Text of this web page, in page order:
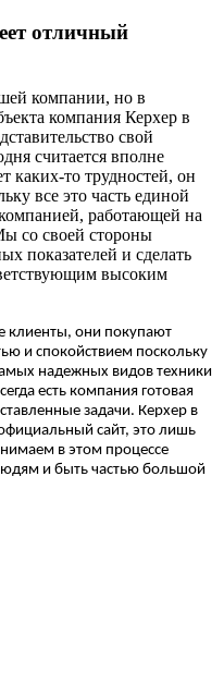
отличный
компании, но в
компания Керхер в
свой
считается вполне
каких-то трудностей, он
все это часть единой
работающей на
со своей стороны
показателей и сделать
высоким
клиенты, они покупают
и спокойствием поскольку
надежных видов техники
есть компания готовая
задачи. Керхер в
сайт, это лишь
в этом процессе
и быть частью большой